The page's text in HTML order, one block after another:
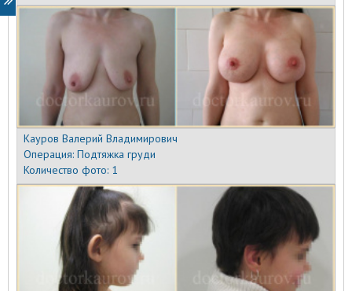
Кауров Валерий Владимирович
Операция:Подтяжка груди
Количество фото: 1